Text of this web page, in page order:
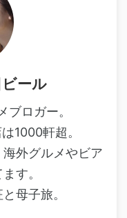
ール
ブロガー。
1000軒超。
外グルメやビア
す。
母子旅。